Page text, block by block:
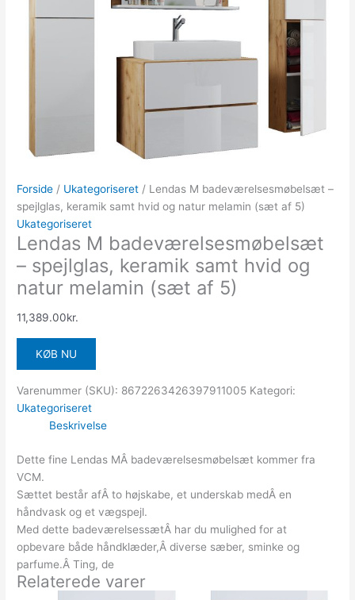
Forside / Ukategoriseret / Lendas M badeværelsesmøbelsæt –
spejlglas, keramik samt hvid og natur melamin (sæt af 5)
Ukategoriseret
Lendas M badeværelsesmøbelsæt
– spejlglas, keramik samt hvid og
natur melamin (sæt af 5)
11,389.00kr.
KØB NU
Varenummer (SKU): 8672263426397911005 Kategori:
Ukategoriseret
Beskrivelse
Dette fine Lendas MÂ badeværelsesmøbelsæt kommer fra
VCM.
Sættet består afÂ to højskabe, et underskab medÂ en
håndvask og et vægspejl.
Med dette badeværelsessætÂ har du mulighed for at
opbevare både håndklæder,Â diverse sæber, sminke og
parfume.Â Ting, de
Relaterede varer